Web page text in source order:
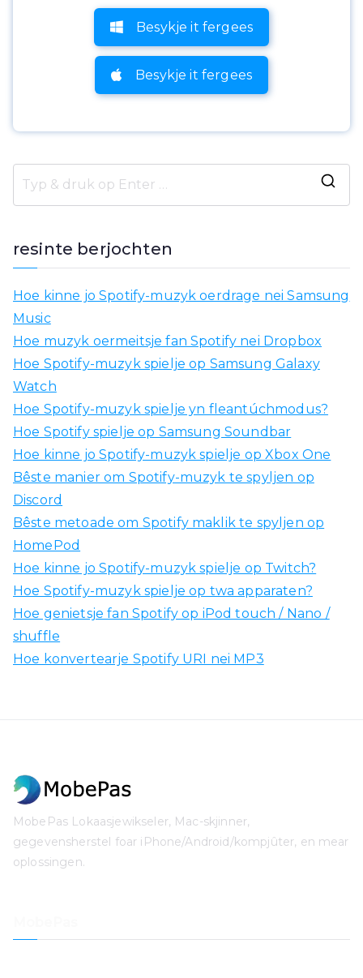
Besykje it fergees
Besykje it fergees
resinte berjochten
Hoe kinne jo Spotify-muzyk oerdrage nei Samsung
Music
Hoe muzyk oermeitsje fan Spotify nei Dropbox
Hoe Spotify-muzyk spielje op Samsung Galaxy
Watch
Hoe Spotify-muzyk spielje yn fleantúchmodus?
Hoe Spotify spielje op Samsung Soundbar
Hoe kinne jo Spotify-muzyk spielje op Xbox One
Bêste manier om Spotify-muzyk te spyljen op
Discord
Bêste metoade om Spotify maklik te spyljen op
HomePod
Hoe kinne jo Spotify-muzyk spielje op Twitch?
Hoe Spotify-muzyk spielje op twa apparaten?
Hoe genietsje fan Spotify op iPod touch / Nano /
shuffle
Hoe konvertearje Spotify URI nei MP3
MobePas Lokaasjewikseler, Mac-skjinner,
gegevensherstel foar iPhone/Android/kompjûter, en mear
oplossingen.